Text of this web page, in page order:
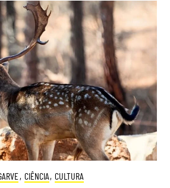
, CIÊNCIA, CULTURA